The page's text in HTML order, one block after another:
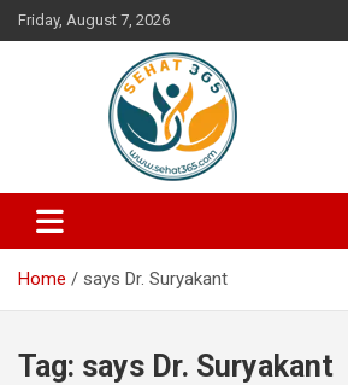
Skip
to
Friday, August 7, 2026
Sehat365
Your's Complete Health Guide
Home says Dr. Suryakant
Tag: says Dr. Suryakant